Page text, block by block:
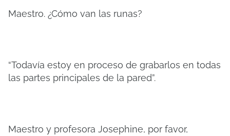
Maestro. ¿Cómo van las runas?
“Todavía estoy en proceso de grabarlos en todas
las partes principales de la pared”.
Maestro y profesora Josephine, por favor,